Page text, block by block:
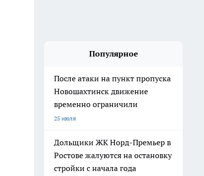
Популярное
После атаки на пункт пропуска
Новошахтинск движение
временно ограничили
25 июля
Дольщики ЖК Норд-Премьер в
Ростове жалуются на остановку
стройки с начала года